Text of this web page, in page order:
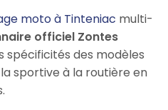
moto à Tinteniac multi-
officiel Zontes
des modèles
sportive à la routière en